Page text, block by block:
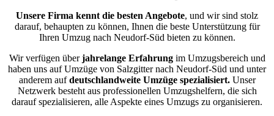
Unsere Firma kennt die besten Angebote, und wir sind stolz
darauf, behaupten zu können, Ihnen die beste Unterstützung für
Ihren Umzug nach Neudorf-Süd bieten zu können.
Wir verfügen überjahrelange Erfahrungim Umzugsbereich und
haben uns auf Umzüge von Salzgitter nach Neudorf-Süd und unter
anderem aufdeutschlandweite Umzüge spezialisiert.Unser
Netzwerk besteht aus professionellen Umzugshelfern, die sich
darauf spezialisieren, alle Aspekte eines Umzugs zu organisieren.